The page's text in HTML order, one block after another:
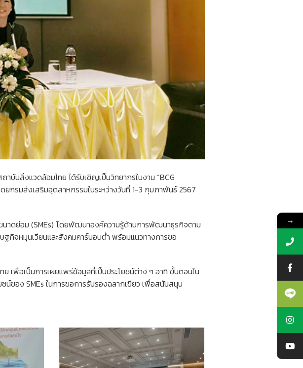
บันสิ่งแวดล้อมไทย ได้รับเชิญเป็นวิทยากรในงาน “BCG
ยกรมส่งเสริมอุตสาหกรรมในระหว่างวันที่ 1-3 กุมภาพันธ์ 2567
นาดย่อม (SMEs) โดยพัฒนาองค์ความรู้ด้านการพัฒนาธุรกิจตาม
ฐกิจหมุนเวียนและสังคมคาร์บอนต่ำ พร้อมแนวทางการขอ
เพื่อเป็นการเผยแพร่ข้อมูลที่เป็นประโยชน์ต่าง ๆ อาทิ ขั้นตอนใน
น์ของ SMEs ในการขอการรับรองฉลากเขียว เพื่อสนับสนุน
→